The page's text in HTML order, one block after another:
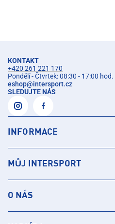
KONTAKT
+420 261 221 170
Pondělí - Čtvrtek: 08:30 - 17:00
eshop@intersport.cz
SLEDUJTE NÁS
INFORMACE
MŮJ INTERSPORT
O NÁS